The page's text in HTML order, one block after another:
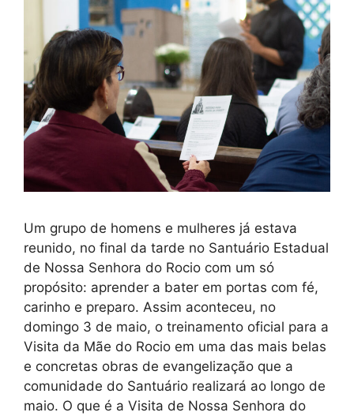
Um grupo de homens e mulheres já estava
reunido, no final da tarde no Santuário Estadual
de Nossa Senhora do Rocio com um só
propósito: aprender a bater em portas com fé,
carinho e preparo. Assim aconteceu, no
domingo 3 de maio, o treinamento oficial para a
Visita da Mãe do Rocio em uma das mais belas
e concretas obras de evangelização que a
comunidade do Santuário realizará ao longo de
maio. O que é a Visita de Nossa Senhora do